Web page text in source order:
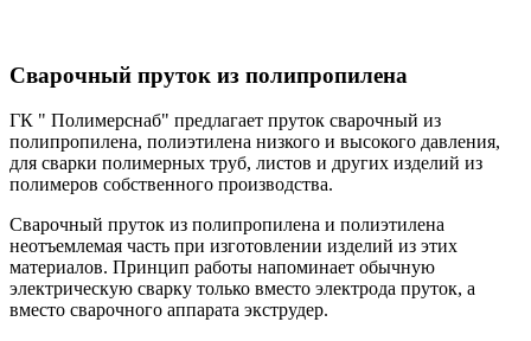
Сварочный пруток из полипропилена
ГК " Полимерснаб" предлагает пруток сварочный из
полипропилена, полиэтилена низкого и высокого давления,
для сварки полимерных труб, листов и других изделий из
полимеров собственного производства.
Сварочный пруток из полипропилена и полиэтилена
неотъемлемая часть при изготовлении изделий из этих
материалов. Принцип работы напоминает обычную
электрическую сварку только вместо электрода пруток, а
вместо сварочного аппарата экструдер.